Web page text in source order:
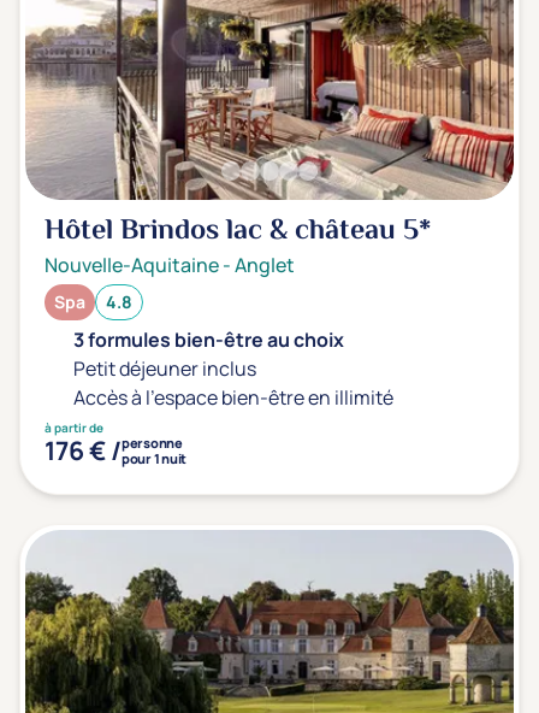
Hôtel Brindos lac & château 5*
Nouvelle-Aquitaine-Anglet
Spa 4.8
3 formules bien-être au choix
Petit déjeuner inclus
Accès à l'espace bien-être en illimité
à partir de
176 € /personne
pour 1 nuit